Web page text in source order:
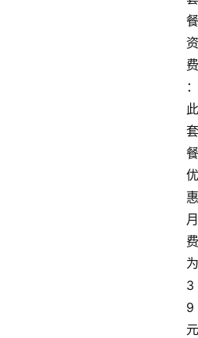
餐
资
费
：
此
套
餐
优
惠
月
费
为
3
9
元